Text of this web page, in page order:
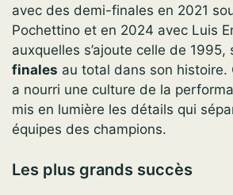
avec des demi-finales en 2021
Pochettino et en 2024 avec Luis
auxquelles s’ajoute celle de 1995,
finales au total dans son histoire.
a nourri une culture de la
mis en lumière les détails qui
équipes des champions.
Les plus grands succès